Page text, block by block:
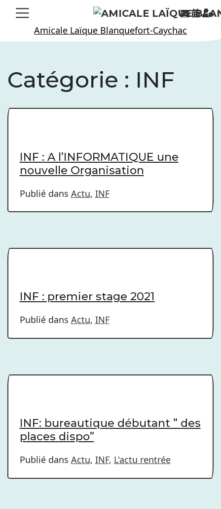
Skip
Amicale Laïque Blanquefort-Caychac
Catégorie : INF
INF : A l’INFORMATIQUE une
nouvelle Organisation
Publié dans Actu, INF
INF : premier stage 2021
Publié dans Actu, INF
INF: bureautique débutant ” des
places dispo”
Publié dans Actu, INF, L'actu rentrée